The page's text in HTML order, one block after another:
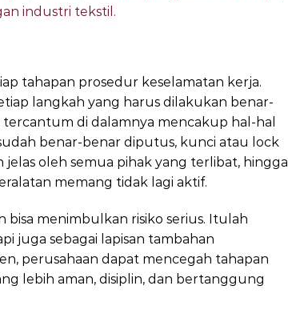
industri tekstil.
tahapan prosedur keselamatan kerja.
langkah yang harus dilakukan benar-
di dalamnya mencakup hal-hal
benar-benar diputus, kunci atau lock
oleh semua pihak yang terlibat, hingga
memang tidak lagi aktif.
menimbulkan risiko serius. Itulah
juga sebagai lapisan tambahan
perusahaan dapat mencegah tahapan
lebih aman, disiplin, dan bertanggung